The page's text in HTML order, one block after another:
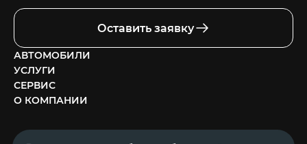
Оставить заявку
АВТОМОБИЛИ
УСЛУГИ
СЕРВИС
О КОМПАНИИ